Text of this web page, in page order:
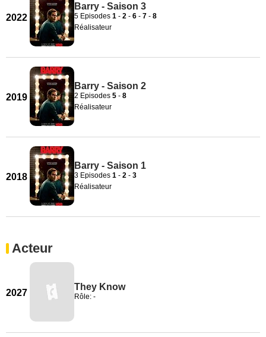
2022
Barry - Saison 3
5 Episodes 1 - 2 - 6 - 7 - 8
Réalisateur
2019
Barry - Saison 2
2 Episodes 5 - 8
Réalisateur
2018
Barry - Saison 1
3 Episodes 1 - 2 - 3
Réalisateur
Acteur
2027
They Know
Rôle: -